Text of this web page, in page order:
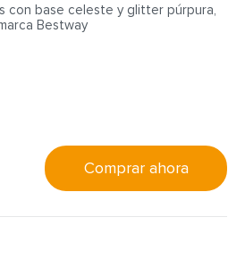
con base celeste y glitter púrpura,
Bestway
Comprar ahora